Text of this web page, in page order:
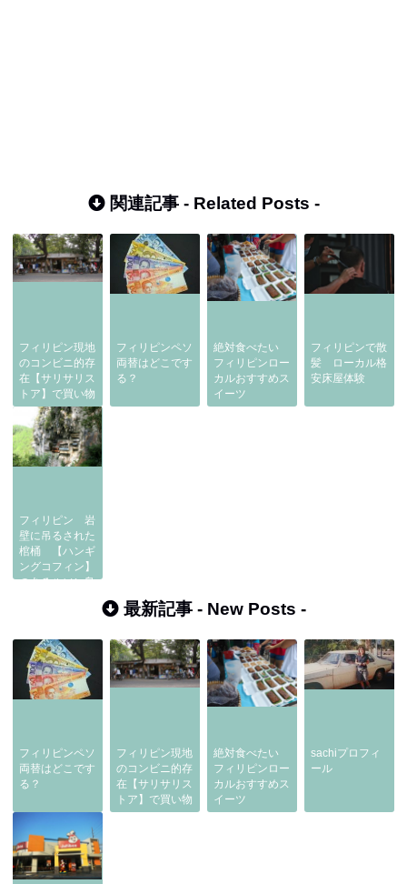
関連記事 - Related Posts -
フィリピン現地
のコンビニ的存
在【サリサリス
トア】で買い物
フィリピンペソ
両替はどこです
る？
絶対食べたい
フィリピンロー
カルおすすめス
イーツ
フィリピンで散
髪 ローカル格
安床屋体験
フィリピン 岩
壁に吊るされた
棺桶 【ハンギ
ングコフィン】
のあるルソン島
最新記事 - New Posts -
フィリピンペソ
両替はどこです
る？
フィリピン現地
のコンビニ的存
在【サリサリス
トア】で買い物
絶対食べたい
フィリピンロー
カルおすすめス
イーツ
sachiプロフィ
ール